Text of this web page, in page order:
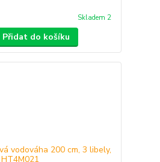
Skladem 2
Přidat do košíku